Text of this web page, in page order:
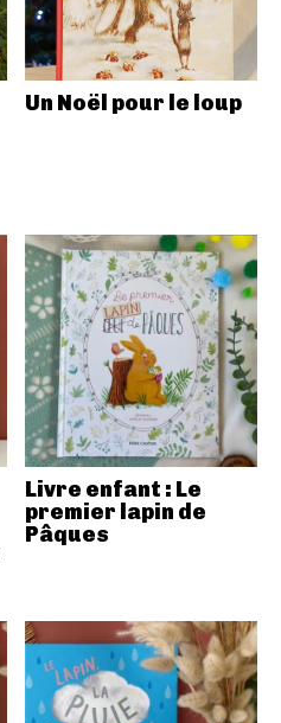
Un Noël pour le loup
Livre enfant : Le
premier lapin de
Pâques